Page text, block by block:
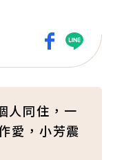
人同住，一
愛，小芳震